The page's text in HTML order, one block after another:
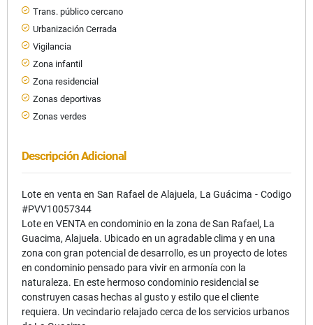
Trans. público cercano
Urbanización Cerrada
Vigilancia
Zona infantil
Zona residencial
Zonas deportivas
Zonas verdes
Descripción Adicional
Lote en venta en San Rafael de Alajuela, La Guácima - Codigo
#PVV10057344
Lote en VENTA en condominio en la zona de San Rafael, La
Guacima, Alajuela. Ubicado en un agradable clima y en una
zona con gran potencial de desarrollo, es un proyecto de lotes
en condominio pensado para vivir en armonía con la
naturaleza. En este hermoso condominio residencial se
construyen casas hechas al gusto y estilo que el cliente
requiera. Un vecindario relajado cerca de los servicios urbanos